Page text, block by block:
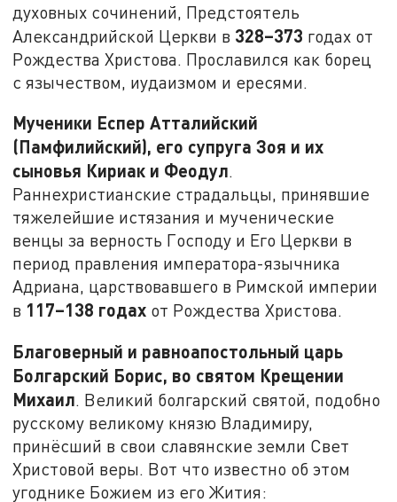
духовных сочинений, Предстоятель
Александрийской Церкви в 328–373 годах от
Рождества Христова. Прославился как борец
с язычеством, иудаизмом и ересями.
Мученики Еспер Атталийский
(Памфилийский), его супруга Зоя и их
сыновья Кириак и Феодул.
Раннехристианские страдальцы, принявшие
тяжелейшие истязания и мученические
венцы за верность Господу и Его Церкви в
период правления императора-язычника
Адриана, царствовавшего в Римской империи
в 117–138 годах от Рождества Христова.
Благоверный и равноапостольный царь
Болгарский Борис, во святом Крещении
Михаил. Великий болгарский святой, подобно
русскому великому князю Владимиру,
принёсший в свои славянские земли Свет
Христовой веры. Вот что известно об этом
угоднике Божием из его Жития: